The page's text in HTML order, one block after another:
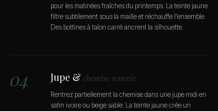
pour les matinées fraîches du printemps. La teinte jaune
filtre subtilement sous la maille et réchauffe l'ensemble.
Des bottines à talon carré ancrent la silhouette.
04 Jupe & chemise rentrée
Rentrez partiellement la chemise dans une jupe midi en
satin ivoire ou beige sable. La teinte jaune crée un